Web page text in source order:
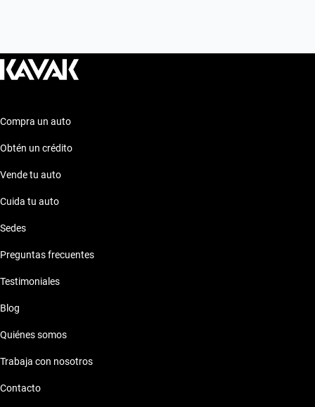
a encontrar el auto perfecto para tus necesidades!
Compra un auto
Obtén un crédito
Vende tu auto
Cuida tu auto
Sedes
Preguntas frecuentes
Testimoniales
Blog
Quiénes somos
Trabaja con nosotros
Contacto